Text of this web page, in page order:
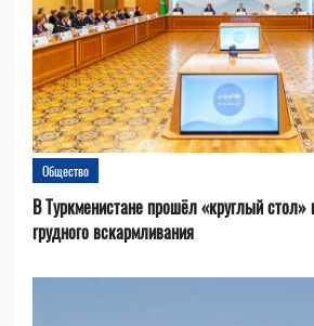
Общество
В Туркменистане прошёл «круглый
грудного вскармливания